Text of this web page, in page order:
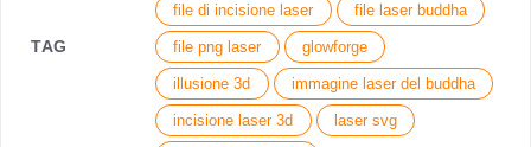
TAG
file di incisione laser file laser buddha
file png laser glowforge
illusione 3d immagine laser del buddha
incisione laser 3d laser svg